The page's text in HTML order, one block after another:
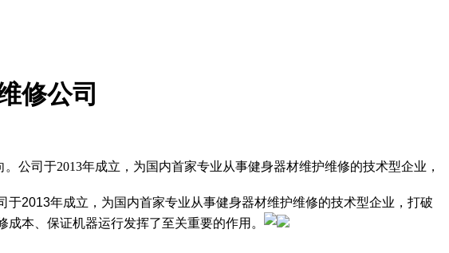
修公司
司于2013年成立，为国内首家专业从事健身器材维护维修的技术型企业，
2013年成立，为国内首家专业从事健身器材维护维修的技术型企业，打破
本、保证机器运行发挥了至关重要的作用。